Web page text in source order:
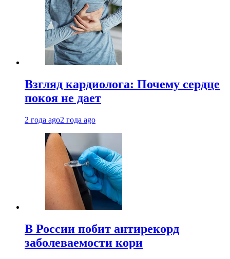
Взгляд кардиолога: Почему сердце
покоя не дает
2 года ago2 года ago
В России побит антирекорд
заболеваемости кори